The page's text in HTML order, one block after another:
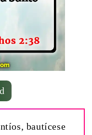
bautícese